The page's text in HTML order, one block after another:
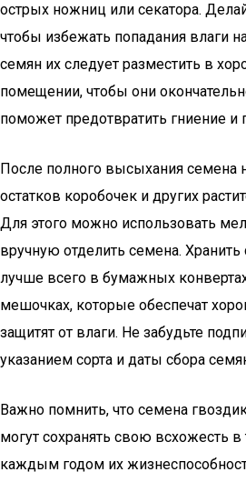
острых ножниц или секатора.
чтобы избежать попадания влаги
семян их следует разместить в
помещении, чтобы они
поможет предотвратить гниение и
После полного высыхания семена
остатков коробочек и других
Для этого можно использовать
вручную отделить семена.
лучше всего в бумажных
мешочках, которые обеспечат
защитят от влаги. Не забудьте
указанием сорта и даты сбора
Важно помнить, что семена
могут сохранять свою всхожесть в
каждым годом их